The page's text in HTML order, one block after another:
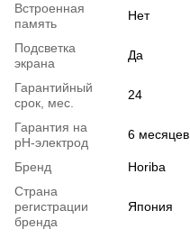
Встроенная
память
Нет
Подсветка
экрана
Да
Гарантийный
срок, мес.
24
Гарантия на
pH-электрод
6 месяцев
Бренд
Horiba
Страна
регистрации
бренда
Япония